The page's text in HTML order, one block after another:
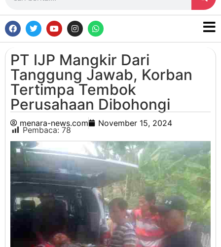
PT IJP Mangkir Dari
Tanggung Jawab, Korban
Tertimpa Tembok
Perusahaan Dibohongi
menara-news.com November 15, 2024
Pembaca: 78